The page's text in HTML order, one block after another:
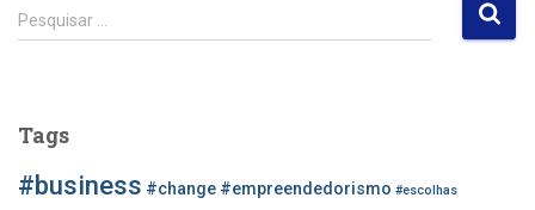
P
e
a
Pesquisar …
Tags
#business #change #empreendedorismo #escolhas